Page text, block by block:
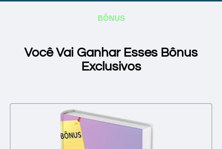
BÔNUS
Você Vai Ganhar Esses Bônus
Exclusivos